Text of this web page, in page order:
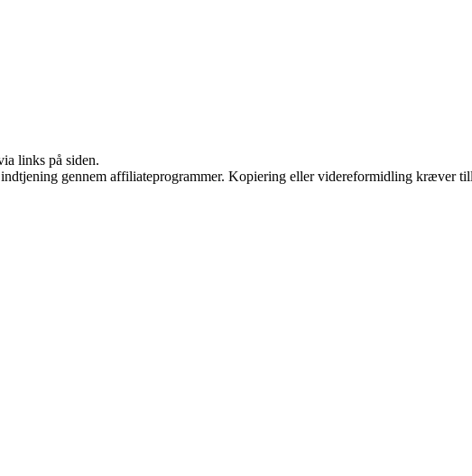
links på siden.
gennem affiliateprogrammer. Kopiering eller videreformidling kræver